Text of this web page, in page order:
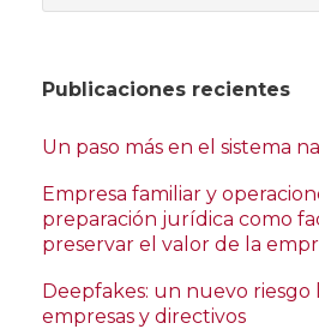
Publicaciones recientes
Un paso más en el sistema
Empresa familiar y
preparación jurídica como
preservar el valor de la
Deepfakes: un nuevo riesgo
empresas y directivos